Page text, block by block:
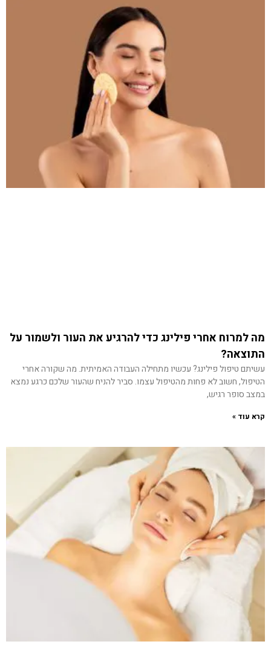
מה למרוח אחרי פילינג כדי להרגיע את העור ולשמור על
התוצאה?
עשיתם טיפול פילינג? עכשיו מתחילה העבודה האמיתית. מה שקורה אחרי
הטיפול, חשוב לא פחות מהטיפול עצמו. סביר להניח שהעור שלכם כרגע נמצא
במצב סופר רגיש,
קרא עוד »